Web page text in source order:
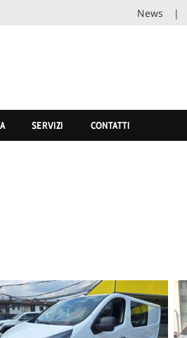
News
SERVIZI CONTATTI